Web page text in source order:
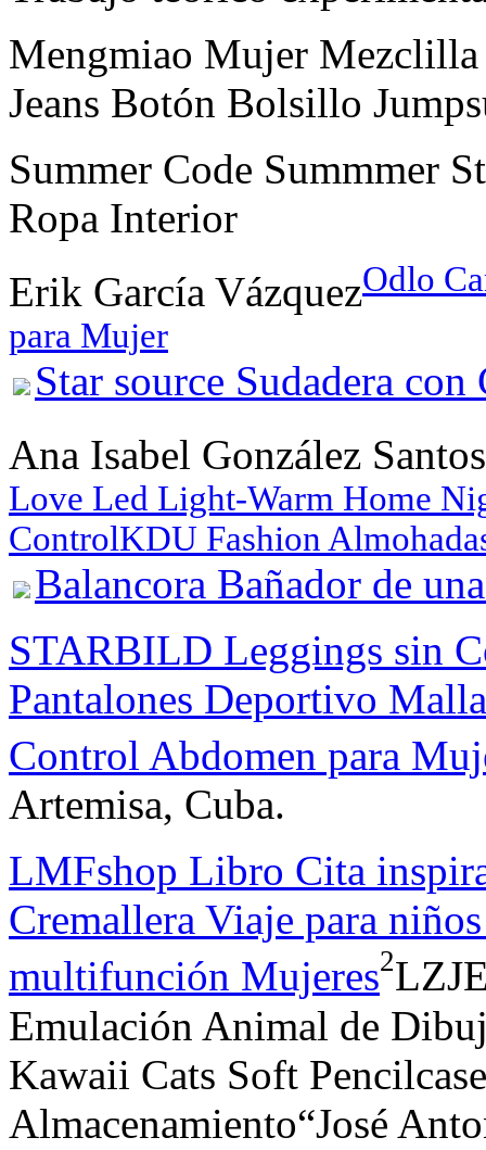
Mengmiao Mujer Mezclilla
Jeans Botón Bolsillo
Summer Code Summmer
Ropa Interior
Erik García VázquezOdlo
para Mujer
Star source Sudadera con
Ana Isabel González Santos
Love Led Light-Warm Home
ControlKDU Fashion
Balancora Bañador de
STARBILD Leggings sin
Pantalones Deportivo
Control Abdomen para
Artemisa, Cuba.
LMFshop Libro Cita
Cremallera Viaje para
multifunción Mujeres2
Emulación Animal de
Kawaii Cats Soft
Almacenamiento“José